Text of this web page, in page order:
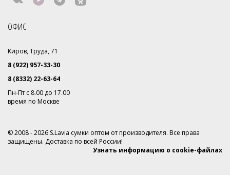
ОФИС
Киров, Труда, 71
8 (922) 957-33-30
8 (8332) 22-63-64
Пн-Пт с 8.00 до 17.00
время по Москве
© 2008 - 2026 S.Lavia сумки оптом от производителя. Все права
защищены. Доставка по всей России!
Узнать информацию о cookie-файлах